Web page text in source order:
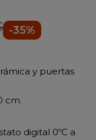
-35%
y puertas
cm.
digital 0ºC a